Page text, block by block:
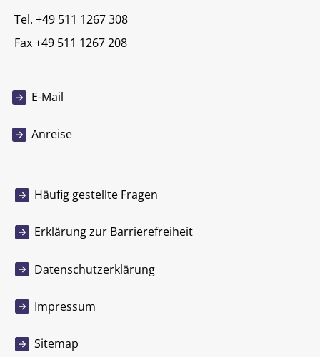
Tel. +49 511 1267 308
Fax +49 511 1267 208
E-Mail
Anreise
Häufig gestellte Fragen
Erklärung zur Barrierefreiheit
Datenschutzerklärung
Impressum
Sitemap